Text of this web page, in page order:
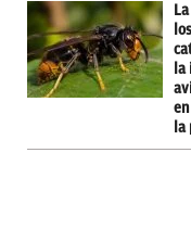
la